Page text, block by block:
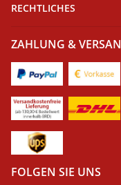
RECHTLICHES
ZAHLUNG &
FOLGEN SIE UNS